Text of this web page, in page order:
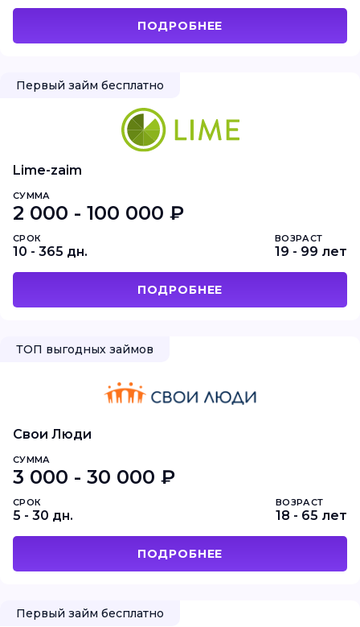
ПОДРОБНЕЕ
Первый займ бесплатно
Lime-zaim
СУММА
2 000 - 100 000 ₽
СРОК
10 - 365 дн.
ВОЗРАСТ
19 - 99 лет
ПОДРОБНЕЕ
ТОП выгодных займов
Свои Люди
СУММА
3 000 - 30 000 ₽
СРОК
5 - 30 дн.
ВОЗРАСТ
18 - 65 лет
ПОДРОБНЕЕ
Первый займ бесплатно